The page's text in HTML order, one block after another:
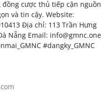
cược thủ tiếp cận nguồn
và tin cậy. Website:
Địa chỉ: 113 Trần Hưng
Nẵng Email: info@gmnc.one
#dangky_GMNC